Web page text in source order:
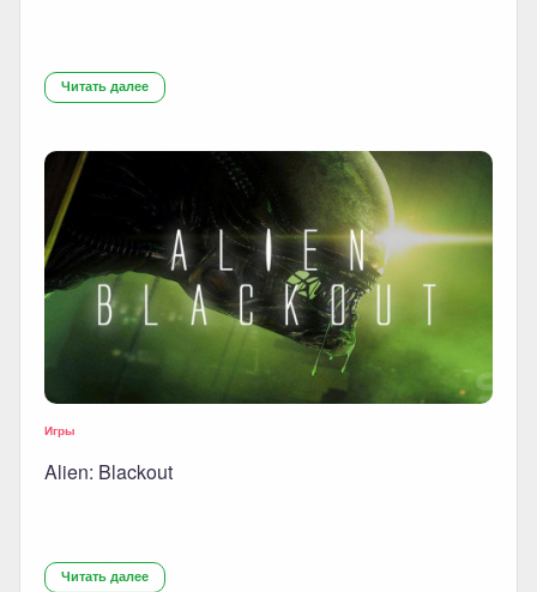
Читать далее
Игры
Alien: Blackout
Читать далее